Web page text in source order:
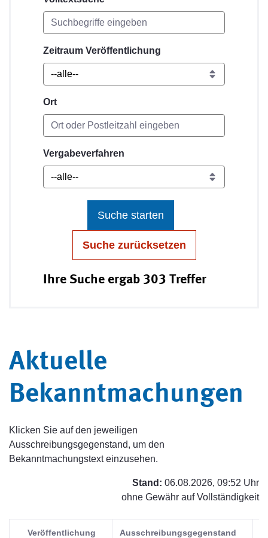
Zeitraum Veröffentlichung
Ort
Vergabeverfahren
Suche starten
Suche zurücksetzen
Ihre Suche ergab 303 Treffer
Aktuelle
Bekanntmachungen
Klicken Sie auf den jeweiligen
Ausschreibungsgegenstand, um den
Bekanntmachungstext einzusehen.
Stand: 06.08.2026, 09:52 Uhr
ohne Gewähr auf Vollständigkeit
Veröffentlichung Ausschreibungsgegenstand